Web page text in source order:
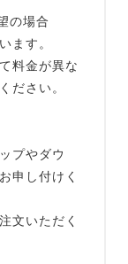
の場合
ます。
料金が異な
ださい。
プやダウ
申し付けく
文いただく